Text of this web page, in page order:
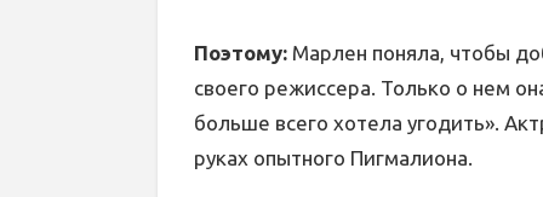
Поэтому: Марлен поняла, чтобы
своего режиссера. Только о нем
больше всего хотела угодить».
руках опытного Пигмалиона.